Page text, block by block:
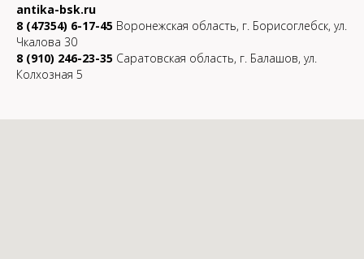
antika-bsk.ru
8 (47354) 6-17-45 Воронежская область, г. Борисоглебск, ул.
Чкалова 30
8 (910) 246-23-35 Саратовская область, г. Балашов, ул.
Колхозная 5